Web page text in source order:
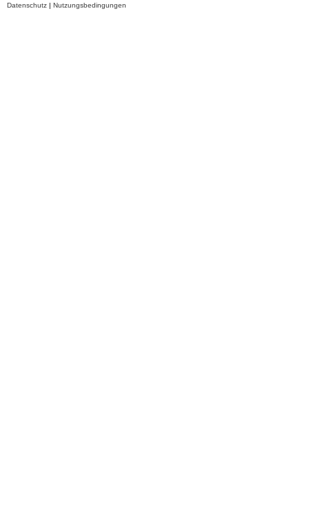
Datenschutz | Nutzungsbedingungen